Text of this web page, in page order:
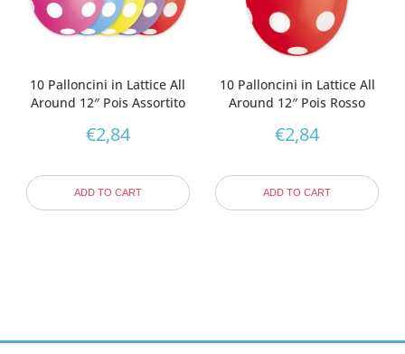
10 Palloncini in Lattice All
Around 12″ Pois Assortito
€2,84
ADD TO CART
10 Palloncini in Lattice All
Around 12″ Pois Rosso
€2,84
ADD TO CART